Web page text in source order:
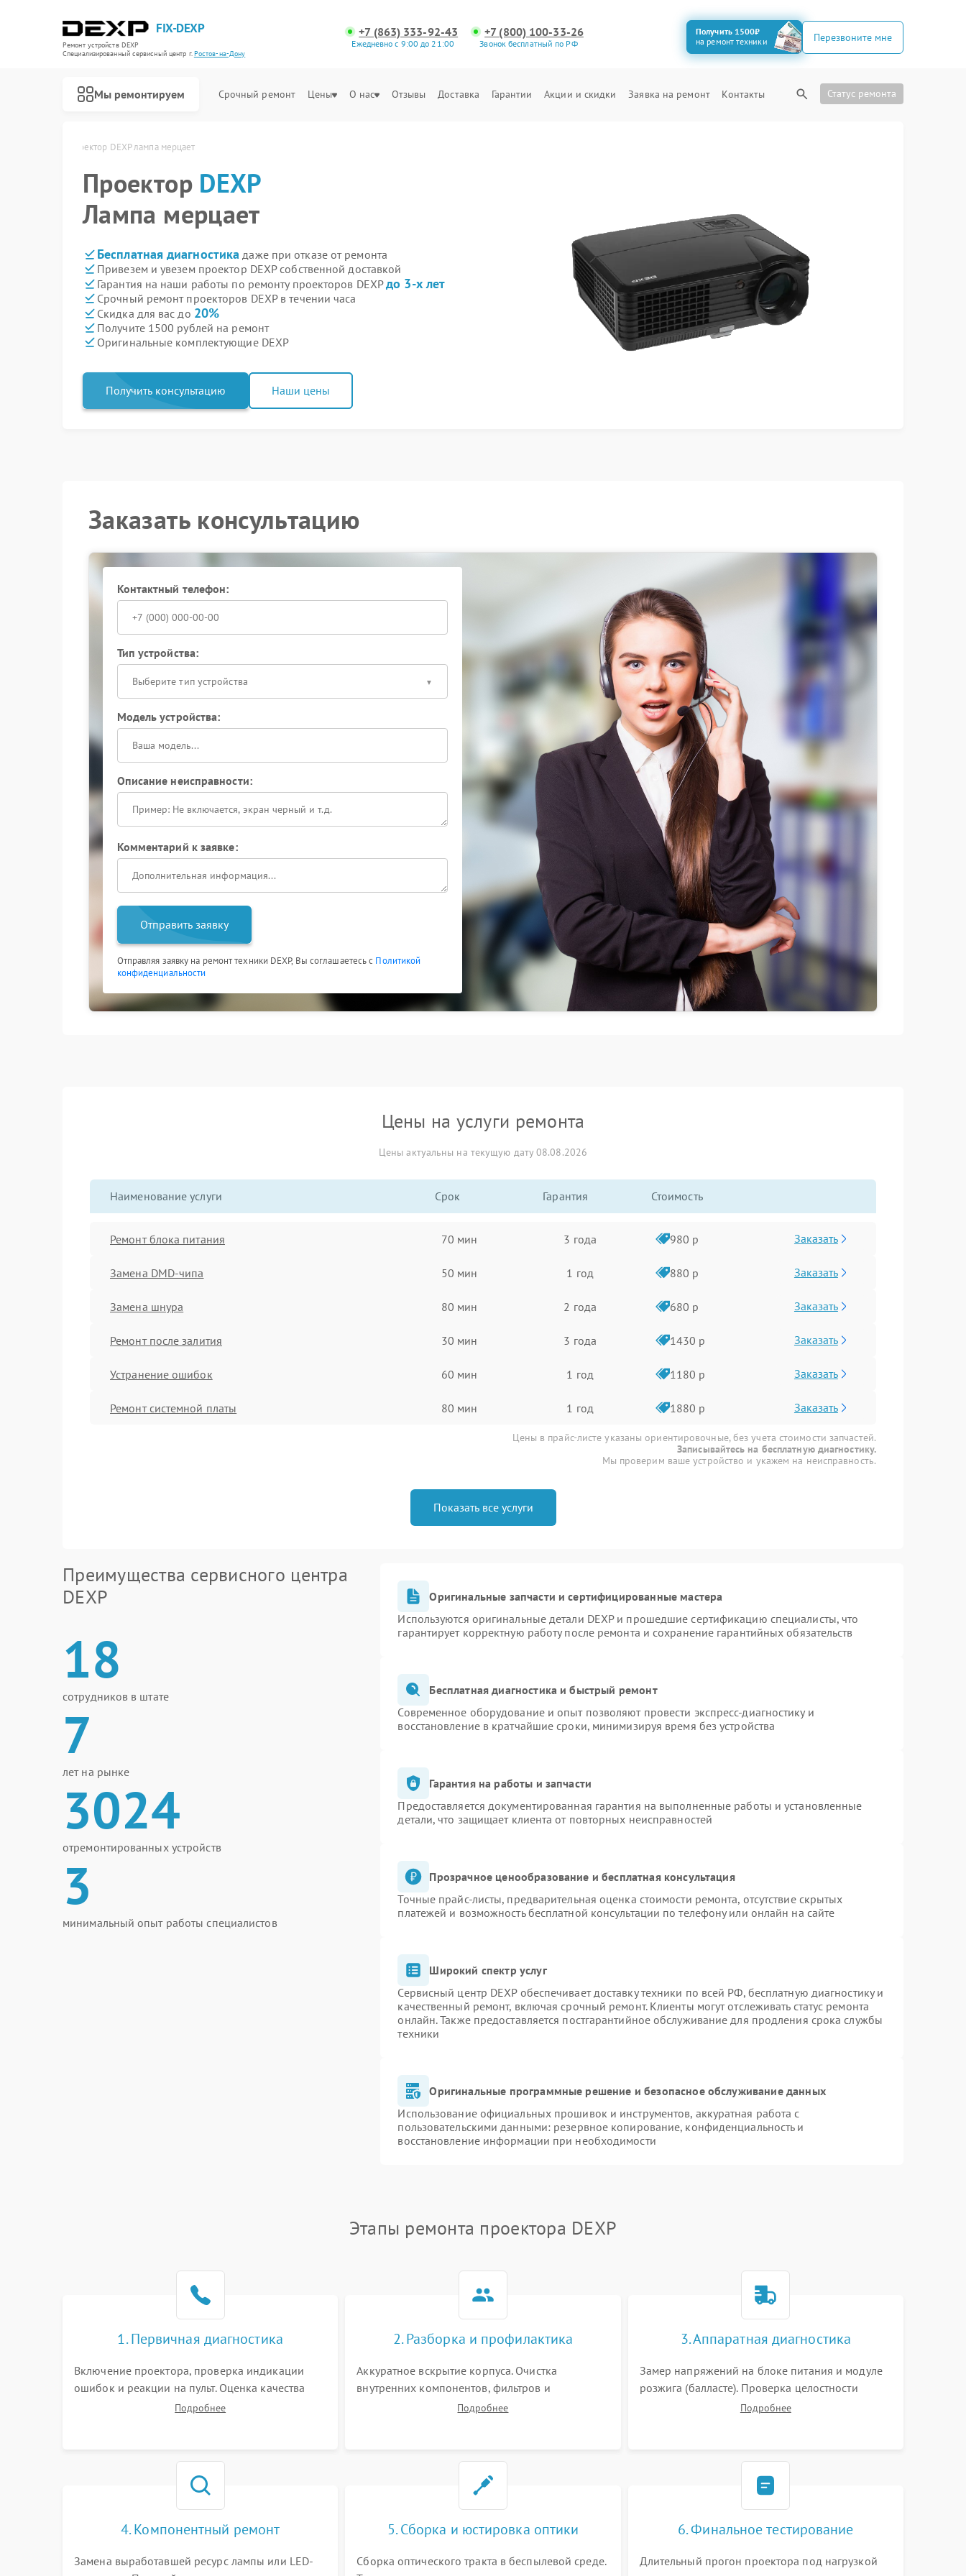
FIX-DEXP
Ремонт устройств DEXP
Специализированный cервисный центр г.Ростов-на-Дону
+7 (863) 333-92-43
Ежедневно с 9:00 до 21:00
+7 (800) 100-33-26
Звонок бесплатный по РФ
Получить 1500₽
на ремонт техники
Перезвоните мне
Мы ремонтируем Срочный ремонт Цены О нас Отзывы Доставка Гарантии Акции и скидки Заявка на ремонт Контакты Статус ремонта
Проектор DEXP лампа мерцает
Проектор DEXP
Лампа мерцает
Бесплатная диагностика даже при отказе от ремонта
Привезем и увезем проектор DEXP собственной доставкой
Гарантия на наши работы по ремонту проекторов DEXPдо 3-х лет
Срочный ремонт проекторов DEXP в течении часа
Скидка для вас до 20%
Получите 1500 рублей на ремонт
Оригинальные комплектующие DEXP
Получить консультацию Наши цены
Заказать консультацию
Контактный телефон:
Тип устройства:
Выберите тип устройства
Модель устройства:
Описание неисправности:
Комментарий к заявке:
Отправить заявку
Отправляя заявку на ремонт техники DEXP, Вы соглашаетесь с Политикой
конфиденциальности
Цены на услуги ремонта
Цены актуальны на текущую дату 08.08.2026
Наименование услуги Срок Гарантия Стоимость
Ремонт блока питания 70 мин 3 года 980 р Заказать
Замена DMD-чипа 50 мин 1 год 880 р Заказать
Замена шнура 80 мин 2 года 680 р Заказать
Ремонт после залития 30 мин 3 года 1430 р Заказать
Устранение ошибок 60 мин 1 год 1180 р Заказать
Ремонт системной платы 80 мин 1 год 1880 р Заказать
Цены в прайс-листе указаны ориентировочные, без учета стоимости запчастей.
Записывайтесь на бесплатную диагностику.
Мы проверим ваше устройство и укажем на неисправность.
Показать все услуги
Преимущества сервисного центра
DEXP
18
сотрудников в штате
7
лет на рынке
3024
отремонтированных устройств
3
минимальный опыт работы специалистов
Оригинальные запчасти и сертифицированные мастера
Используются оригинальные детали DEXP и прошедшие сертификацию специалисты, что
гарантирует корректную работу после ремонта и сохранение гарантийных обязательств
Бесплатная диагностика и быстрый ремонт
Современное оборудование и опыт позволяют провести экспресс-диагностику и
восстановление в кратчайшие сроки, минимизируя время без устройства
Гарантия на работы и запчасти
Предоставляется документированная гарантия на выполненные работы и установленные
детали, что защищает клиента от повторных неисправностей
Прозрачное ценообразование и бесплатная консультация
Точные прайс-листы, предварительная оценка стоимости ремонта, отсутствие скрытых
платежей и возможность бесплатной консультации по телефону или онлайн на сайте
Широкий спектр услуг
Сервисный центр DEXP обеспечивает доставку техники по всей РФ, бесплатную диагностику и
качественный ремонт, включая срочный ремонт. Клиенты могут отслеживать статус ремонта
онлайн. Также предоставляется постгарантийное обслуживание для продления срока службы
техники
Оригинальные программные решение и безопасное обслуживание данных
Использование официальных прошивок и инструментов, аккуратная работа с
пользовательскими данными: резервное копирование, конфиденциальность и
восстановление информации при необходимости
Этапы ремонта проектора DEXP
1. Первичная диагностика
Включение проектора, проверка индикации
ошибок и реакции на пульт. Оценка качества
проекции, яркости лампы, наличия артефактов
Подробнее
2. Разборка и профилактика
Аккуратное вскрытие корпуса. Очистка
внутренних компонентов, фильтров и
вентиляторов от накопившейся пыли.
Подробнее
3. Аппаратная диагностика
Замер напряжений на блоке питания и модуле
розжига (балласте). Проверка целостности
цветового колеса (DLP) или поляризаторов (LCD).
Подробнее
4. Компонентный ремонт
Замена выработавшей ресурс лампы или LED-
5. Сборка и юстировка оптики
Сборка оптического тракта в беспылевой среде.
6. Финальное тестирование
Длительный прогон проектора под нагрузкой